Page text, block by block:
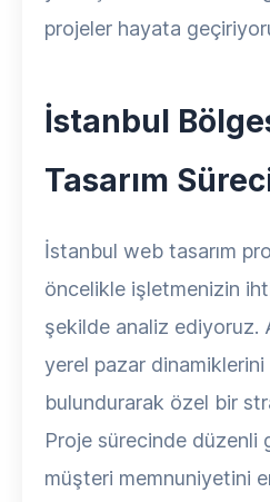
projeler hayata
İstanbul
Tasarım
İstanbul web tasarım
öncelikle işletmenizin
şekilde analiz ediyoruz.
yerel pazar
bulundurarak özel bir
Proje sürecinde düzenli
müşteri memnuniyetini